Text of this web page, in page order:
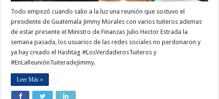
Todo empezó cuando salio a la luz una reunión que sostuvo el
presidente de Guatemala Jimmy Morales con varios tuiteros ademas
de estar presente el Ministro de Finanzas Julio Hector Estrada la
semana pasada, los usuarios de las redes sociales no perdonaron y
ya hay creado el Hashtag #LosVerdaderosTuiteros y
#EnLaReuniónTuiteradeJimmy.
Leer Más »